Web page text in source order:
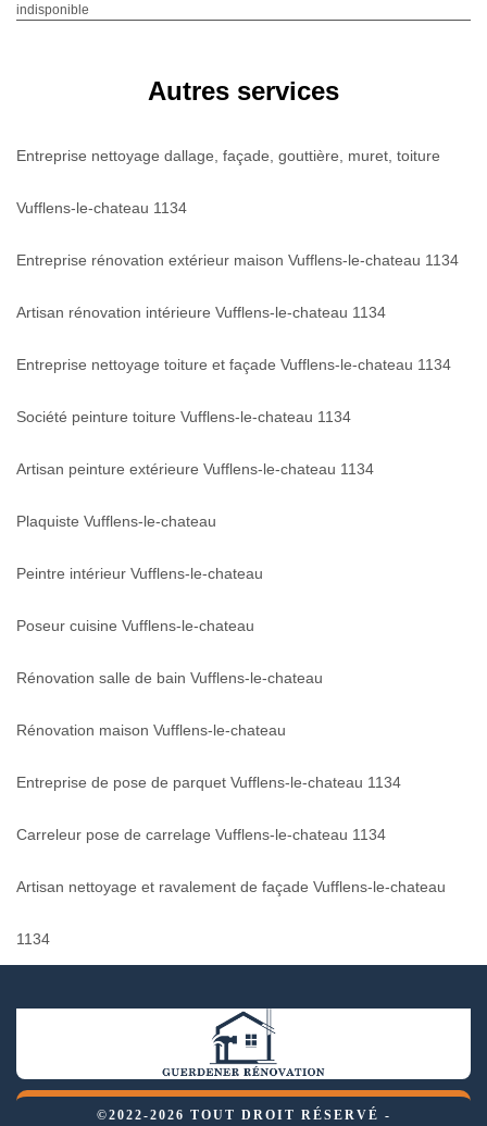
indisponible
Autres services
Entreprise nettoyage dallage, façade, gouttière, muret, toiture
Vufflens-le-chateau 1134
Entreprise rénovation extérieur maison Vufflens-le-chateau 1134
Artisan rénovation intérieure Vufflens-le-chateau 1134
Entreprise nettoyage toiture et façade Vufflens-le-chateau 1134
Société peinture toiture Vufflens-le-chateau 1134
Artisan peinture extérieure Vufflens-le-chateau 1134
Plaquiste Vufflens-le-chateau
Peintre intérieur Vufflens-le-chateau
Poseur cuisine Vufflens-le-chateau
Rénovation salle de bain Vufflens-le-chateau
Rénovation maison Vufflens-le-chateau
Entreprise de pose de parquet Vufflens-le-chateau 1134
Carreleur pose de carrelage Vufflens-le-chateau 1134
Artisan nettoyage et ravalement de façade Vufflens-le-chateau
1134
©2022-2026 TOUT DROIT RÉSERVÉ -